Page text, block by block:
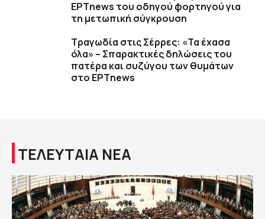
ΕΡΤnews του οδηγού φορτηγού για
τη μετωπική σύγκρουση
Τραγωδία στις Σέρρες: «Τα έχασα
όλα» – Σπαρακτικές δηλώσεις του
πατέρα και συζύγου των θυμάτων
στο ΕΡΤnews
ΤΕΛΕΥΤΑΙΑ ΝΕΑ